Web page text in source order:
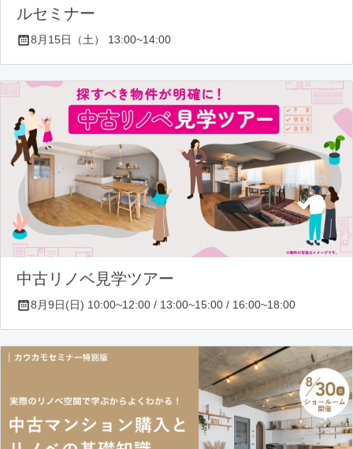
ルセミナー
8月15日（土） 13:00~14:00
中古リノベ見学ツアー
8月9日(日) 10:00~12:00 / 13:00~15:00 / 16:00~18:00